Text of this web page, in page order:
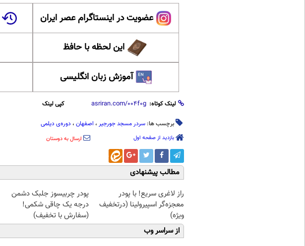
عضویت در اینستاگرام عصر ایران
این لحظه با حافظ
آموزش زبان انگلیسی
لینک کوتاه: کپی لینک
برچسب ها: سردر مسجد جورجیر ، اصفهان ، دوره‌ی دیلمی
بازدید از صفحه اول ارسال به دوستان
مطالب پیشنهادی
راز لاغری سریع! با پودر
معجزه‌گر اسپیرولینا (درتخفیف
ویژه)
پودر چربیسوز جلبک دشمن
درجه یک چاقی شکمی!
(سفارش با تخفیف)
از سراسر وب